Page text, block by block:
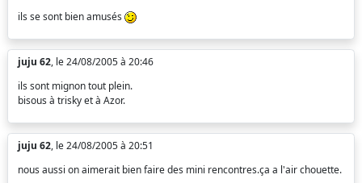
ils se sont bien amusés
juju 62, le 24/08/2005 à 20:46
ils sont mignon tout plein.
bisous à trisky et à Azor.
juju 62, le 24/08/2005 à 20:51
nous aussi on aimerait bien faire des mini rencontres.ça a l'air chouette.